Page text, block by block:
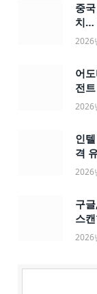
중
치…
2026
어
전
2026
인
격
2026
구
스
2026